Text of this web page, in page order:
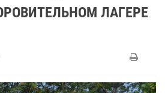
ЛАГЕРЕ